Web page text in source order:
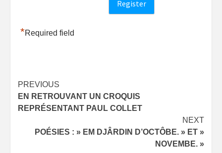
*Required field
Post
navigation
PREVIOUS
EN RETROUVANT UN CROQUIS
REPRÉSENTANT PAUL COLLET
NEXT
POÉSIES : » EM DJÂRDIN D’OCTÔBE. » ET »
NOVEMBE. »